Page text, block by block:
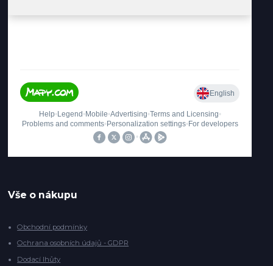
Vše o nákupu
Obchodní podmínky
Ochrana osobních údajů - GDPR
Dodací lhůty